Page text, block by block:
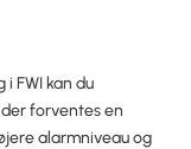
FWI kan du
forventes en
alarmniveau og